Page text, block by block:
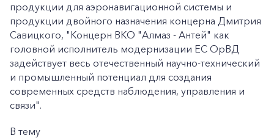
продукции для аэронавигационной системы и
продукции двойного назначения концерна Дмитрия
Савицкого, "Концерн ВКО "Алмаз - Антей" как
головной исполнитель модернизации ЕС ОрВД
задействует весь отечественный научно-технический
и промышленный потенциал для создания
современных средств наблюдения, управления и
связи".
В тему